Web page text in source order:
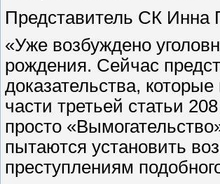
Представитель СК Инна
«Уже возбуждено
рождения. Сейчас
доказательства,
части третьей статьи
просто
пытаются установить
преступлениям